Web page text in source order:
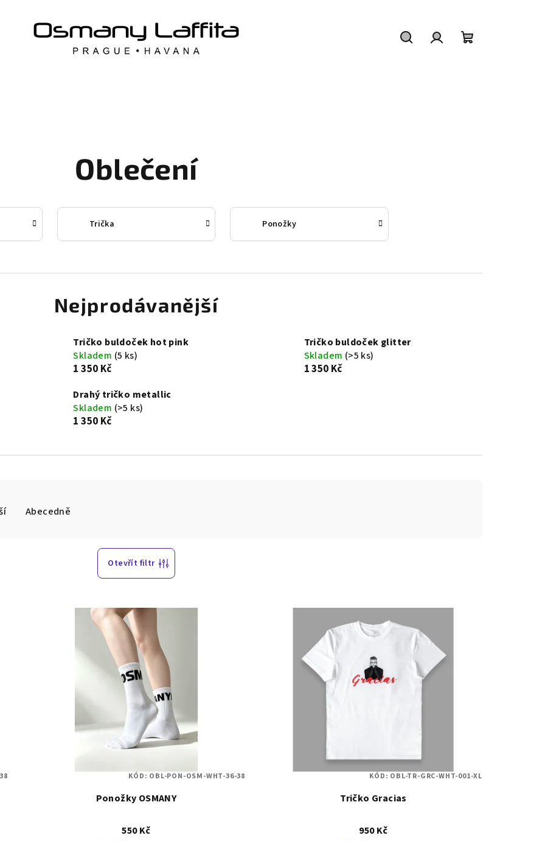
Oblečení
Trička Ponožky
Nejprodávanější
Tričko buldoček hot pink
Skladem (5 ks)
1 350 Kč
Tričko buldoček glitter
Skladem (>5 ks)
1 350 Kč
Drahý tričko metallic
Skladem (>5 ks)
1 350 Kč
Abecedně
Otevřít filtr
Ponožky OSMANY
550 Kč
KÓD: OBL-PON-OSM-WHT-36-38
Tričko Gracias
950 Kč
KÓD: OBL-TR-GRC-WHT-001-XL